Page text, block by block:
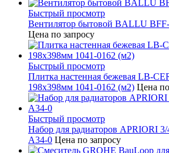
Быстрый просмотр
Вентилятор бытовой BALLU
Цена по запросу
Быстрый просмотр
Плитка настенная бежевая LB-
198x398мм 1041-0162 (м2) Цена
Быстрый просмотр
Набор для радиаторов APRIORI
A34-0 Цена по запросу